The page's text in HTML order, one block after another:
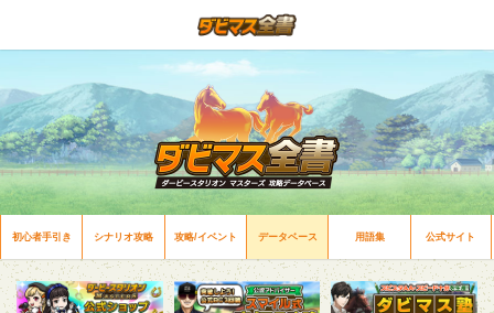
初心者手引き シナリオ攻略 攻略/イベント データベース 用語集 公式サイト